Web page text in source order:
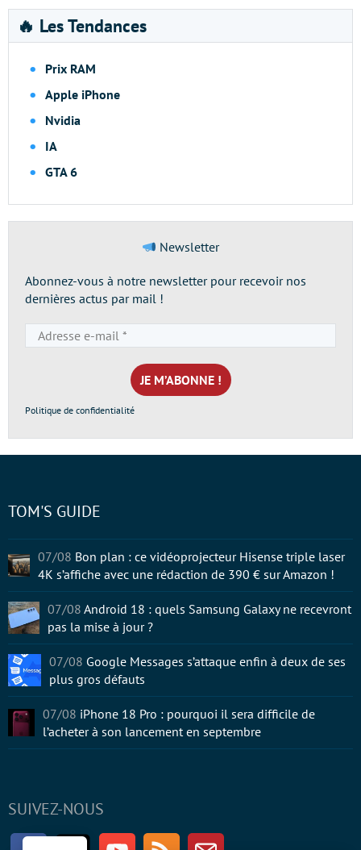
🔥 Les Tendances
Prix RAM
Apple iPhone
Nvidia
IA
GTA 6
Newsletter
Abonnez-vous à notre newsletter pour recevoir nos
dernières actus par mail !
e-
mail
*
Politique de confidentialité
SUIVEZ-NOUS
FacebookTwitter Youtube RSS Newsletter
TOM'S GUIDE
07/08 Bon plan : ce vidéoprojecteur Hisense triple laser
4K s’affiche avec une rédaction de 390 € sur Amazon !
07/08 Android 18 : quels Samsung Galaxy ne recevront
pas la mise à jour ?
07/08 Google Messages s’attaque enfin à deux de ses
plus gros défauts
07/08 iPhone 18 Pro : pourquoi il sera difficile de
l’acheter à son lancement en septembre